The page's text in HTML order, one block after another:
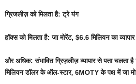
ग्रिजलीज़ को मिलता है: ट्रे यंग
हॉक्स को मिलता है: जा मोरेंट, $6.6 मिलियन का
और अधिक: संभावित ग्रिज़लीज़ व्यापार से पता चलता
मिलियन डॉलर के ऑल-स्टार, 6MOTY के पक्ष में जा